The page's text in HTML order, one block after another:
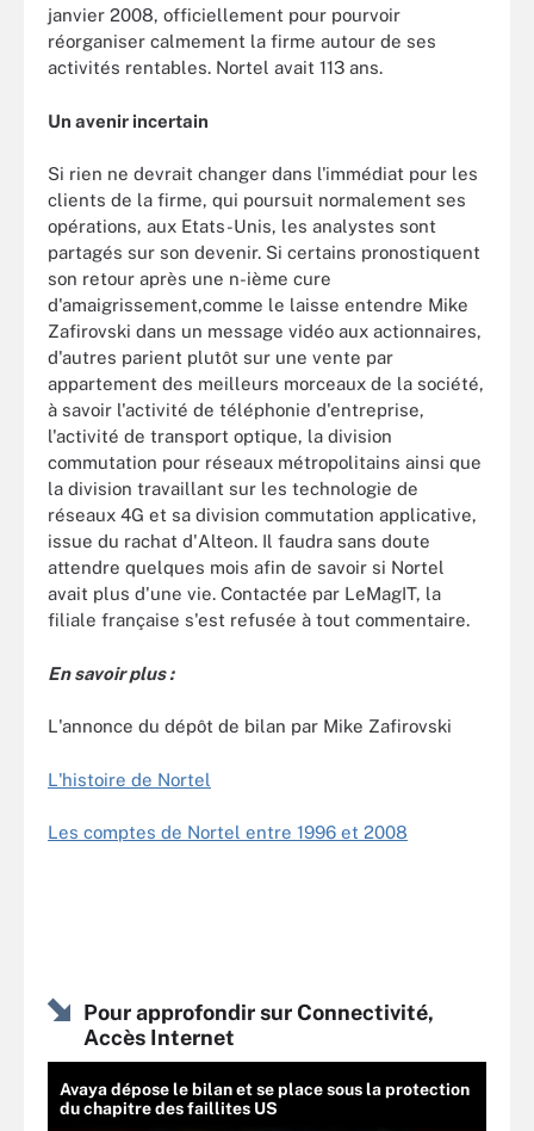
janvier 2008, officiellement pour pourvoir
réorganiser calmement la firme autour de ses
activités rentables. Nortel avait 113 ans.
Un avenir incertain
Si rien ne devrait changer dans l'immédiat pour les
clients de la firme, qui poursuit normalement ses
opérations, aux Etats-Unis, les analystes sont
partagés sur son devenir. Si certains pronostiquent
son retour après une n-ième cure
d'amaigrissement,comme le laisse entendre Mike
Zafirovski dans un message vidéo aux actionnaires,
d'autres parient plutôt sur une vente par
appartement des meilleurs morceaux de la société,
à savoir l'activité de téléphonie d'entreprise,
l'activité de transport optique, la division
commutation pour réseaux métropolitains ainsi que
la division travaillant sur les technologie de
réseaux 4G et sa division commutation applicative,
issue du rachat d'Alteon. Il faudra sans doute
attendre quelques mois afin de savoir si Nortel
avait plus d'une vie. Contactée par LeMagIT, la
filiale française s'est refusée à tout commentaire.
En savoir plus :
L'annonce du dépôt de bilan par Mike Zafirovski
L'histoire de Nortel
Les comptes de Nortel entre 1996 et 2008
Pour approfondir sur Connectivité,
Accès Internet
Avaya dépose le bilan et se place sous la protection
du chapitre des faillites US